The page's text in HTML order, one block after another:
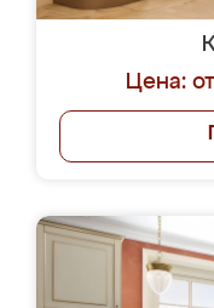
Цена: